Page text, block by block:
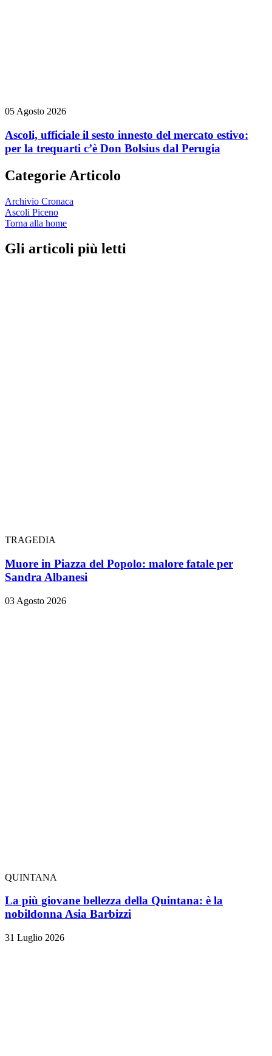
05 Agosto 2026
Ascoli, ufficiale il sesto innesto del mercato estivo:
per la trequarti c’è Don Bolsius dal Perugia
Categorie Articolo
Archivio Cronaca
Ascoli Piceno
Torna alla home
Gli articoli più letti
TRAGEDIA
Muore in Piazza del Popolo: malore fatale per
Sandra Albanesi
03 Agosto 2026
QUINTANA
La più giovane bellezza della Quintana: è la
nobildonna Asia Barbizzi
31 Luglio 2026